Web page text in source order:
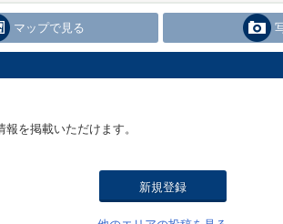
マップで見る
を掲載いただけます。
新規登録